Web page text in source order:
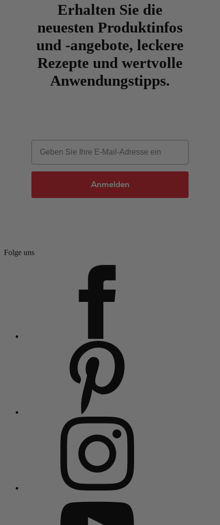
Erhalten Sie die
neuesten Produktinfos
und -angebote, leckere
Rezepte und wertvolle
Anwendungstipps.
Email
Anmelden
Folge uns